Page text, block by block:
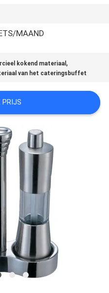
MAAND
kokend materiaal ,
van het cateringsbuffet
PRIJS